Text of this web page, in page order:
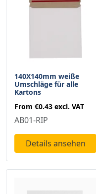
140X140mm weiße
Umschläge für alle
Kartons
From €0.43 excl. VAT
AB01-RIP
Details ansehen